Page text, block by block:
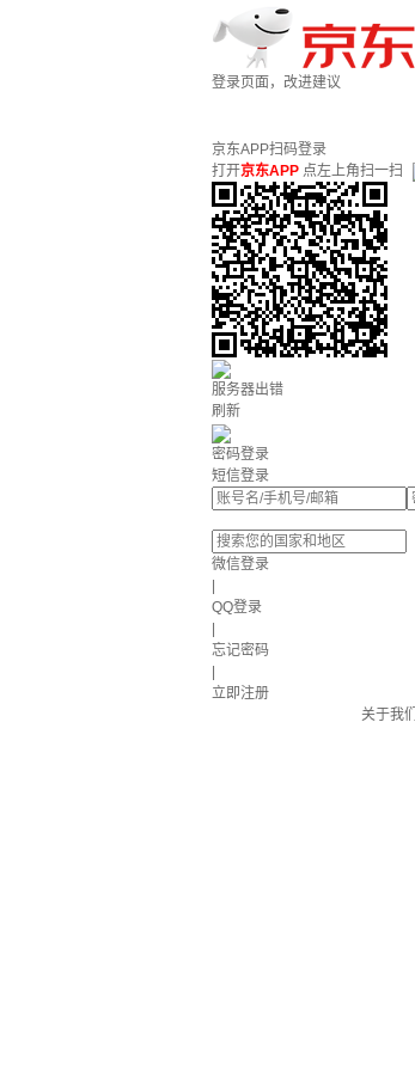
登录页面，改进建议
京东APP扫码登录
打开京东APP 点左上角扫一扫
服务器出错
刷新
密码登录
短信登录
微信登录
QQ登录
忘记密码
立即注册
关于我们